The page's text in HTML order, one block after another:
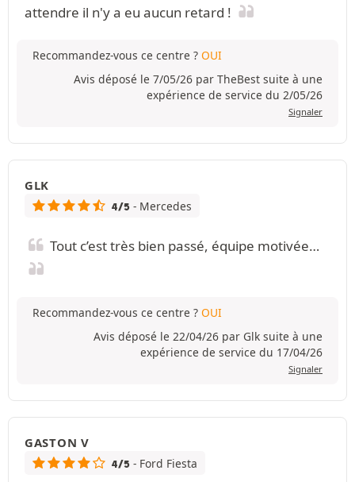
attendre il n'y a eu aucun retard !
Recommandez-vous ce centre ? OUI
Avis déposé le 7/05/26 par TheBest suite à une
expérience de service du 2/05/26
Signaler
GLK
4/5 - Mercedes
Tout c’est très bien passé, équipe motivée…
Recommandez-vous ce centre ? OUI
Avis déposé le 22/04/26 par Glk suite à une
expérience de service du 17/04/26
Signaler
GASTON V
4/5 - Ford Fiesta